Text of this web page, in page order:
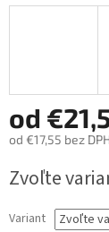
od
od €17,55 bez DPH
cena:
Zvoľte
Variant